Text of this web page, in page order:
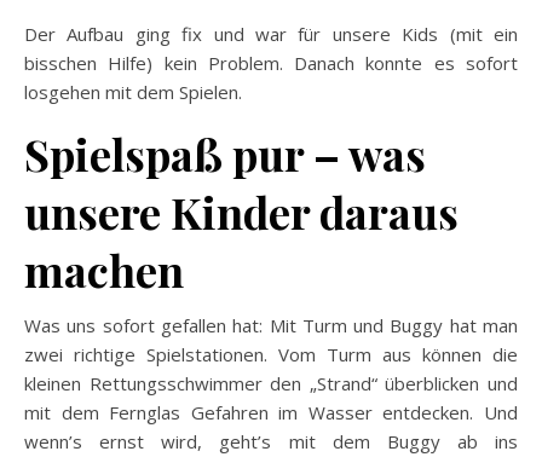
Der Aufbau ging fix und war für unsere Kids (mit ein
bisschen Hilfe) kein Problem. Danach konnte es sofort
losgehen mit dem Spielen.
Spielspaß pur – was
unsere Kinder daraus
machen
Was uns sofort gefallen hat: Mit Turm und Buggy hat man
zwei richtige Spielstationen. Vom Turm aus können die
kleinen Rettungsschwimmer den „Strand“ überblicken und
mit dem Fernglas Gefahren im Wasser entdecken. Und
wenn’s ernst wird, geht’s mit dem Buggy ab ins